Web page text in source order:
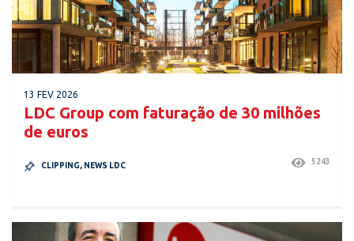
13 FEV 2026
LDC Group com faturação de 30 milhões
de euros
CLIPPING, NEWS LDC 5243